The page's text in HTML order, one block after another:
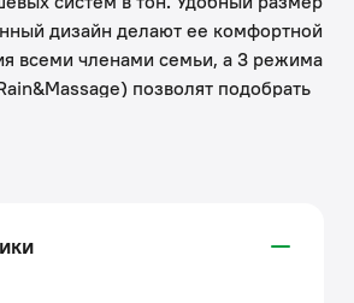
дизайн делают ее комфортной
всеми членами семьи, а 3 режима
позволят подобрать
настроение: для бодрящего
вечера. Стандартное
осуществляется удобным